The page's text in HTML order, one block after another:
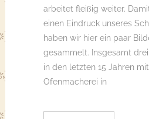
arbeitet fleißig weiter.
einen Eindruck unseres
haben wir hier ein paar
gesammelt. Insgesamt
in den letzten 15 Jahren
Ofenmacherei in